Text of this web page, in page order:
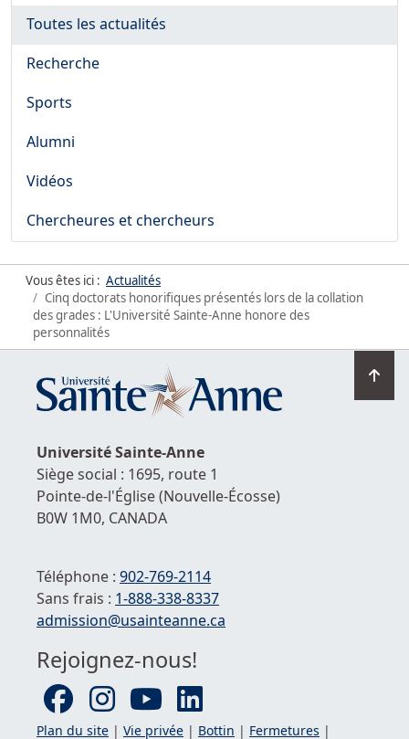
Toutes les actualités
Recherche
Sports
Alumni
Vidéos
Chercheures et chercheurs
Vous êtes ici : Actualités
Cinq doctorats honorifiques présentés lors de la collation
des grades : L'Université Sainte-Anne honore des
personnalités
en
UniversitéSainte-Anne
Siège social : 1695, route 1
Pointe-de-l'Église(Nouvelle-Écosse)
B0W 1M0, CANADA
Téléphone : 902-769-2114
Sans frais : 1-888-338-8337
Courriel :
admission@usainteanne.ca
Rejoignez-nous!
Plan du site | Vie privée | Bottin | Fermetures |